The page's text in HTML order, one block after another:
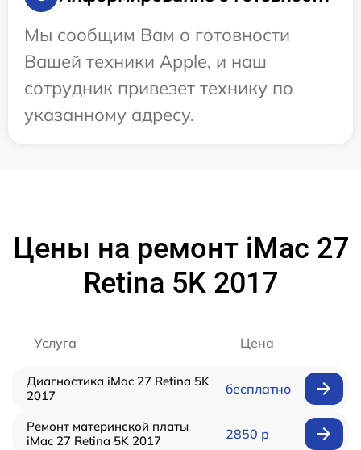
Мы сообщим Вам о готовности
Вашей техники Apple, и наш
сотрудник привезет технику по
указанному адресу.
Цены на ремонт iMac 27
Retina 5K 2017
Услуга Цена
Диагностика iMac 27 Retina 5K
2017
бесплатно
Ремонт материнской платы
iMac 27 Retina 5K 2017
2850 р